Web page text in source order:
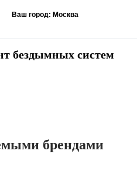
Ваш город: Москва
бездымных систем
брендами